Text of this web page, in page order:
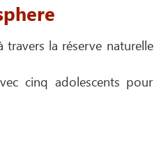
la réserve naturelle
cinq adolescents pour